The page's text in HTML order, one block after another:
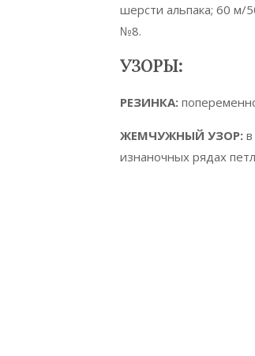
шерсти альпака; 60 м/
№8.
УЗОРЫ:
РЕЗИНКА:
ЖЕМЧУЖНЫЙ УЗОР:
изнаночных рядах